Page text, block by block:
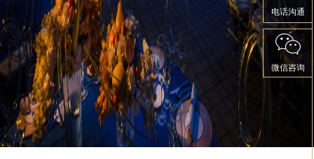
电话沟通
微信咨询